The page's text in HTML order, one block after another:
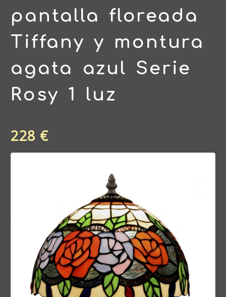
pantalla floreada
Tiffany y montura
agata azul Serie
Rosy 1 luz
228 €